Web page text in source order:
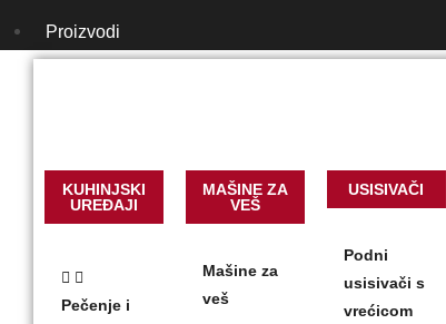
Proizvodi
KUHINJSKI
UREĐAJI
Pečenje i
MAŠINE ZA
VEŠ
Mašine za
veš
USISIVAČI
Podni
usisivači s
vrećicom
Bežični